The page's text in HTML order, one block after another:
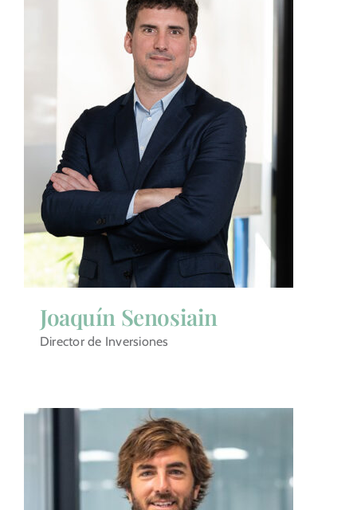
Joaquín Senosiain
Director de Inversiones